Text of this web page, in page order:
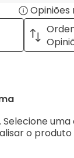
Opiniões
Selecione
o produto